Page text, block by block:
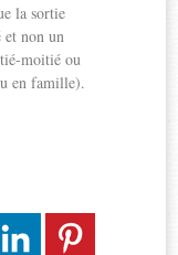
la sortie
et non un
moitié ou
en famille).